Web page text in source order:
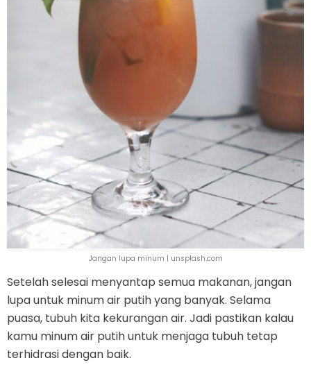
Jangan lupa minum | unsplash.com
Setelah selesai menyantap semua makanan, jangan
lupa untuk minum air putih yang banyak. Selama
puasa, tubuh kita kekurangan air. Jadi pastikan kalau
kamu minum air putih untuk menjaga tubuh tetap
terhidrasi dengan baik.